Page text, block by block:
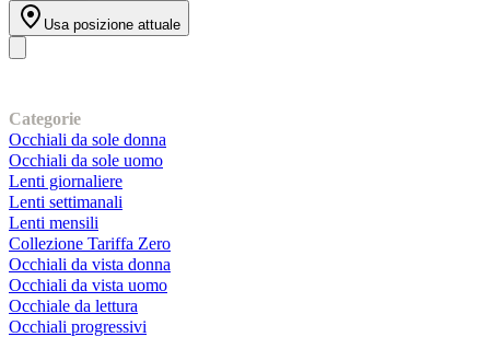
Usa posizione attuale
Categorie
Occhiali da sole donna
Occhiali da sole uomo
Lenti giornaliere
Lenti settimanali
Lenti mensili
Collezione Tariffa Zero
Occhiali da vista donna
Occhiali da vista uomo
Occhiale da lettura
Occhiali progressivi